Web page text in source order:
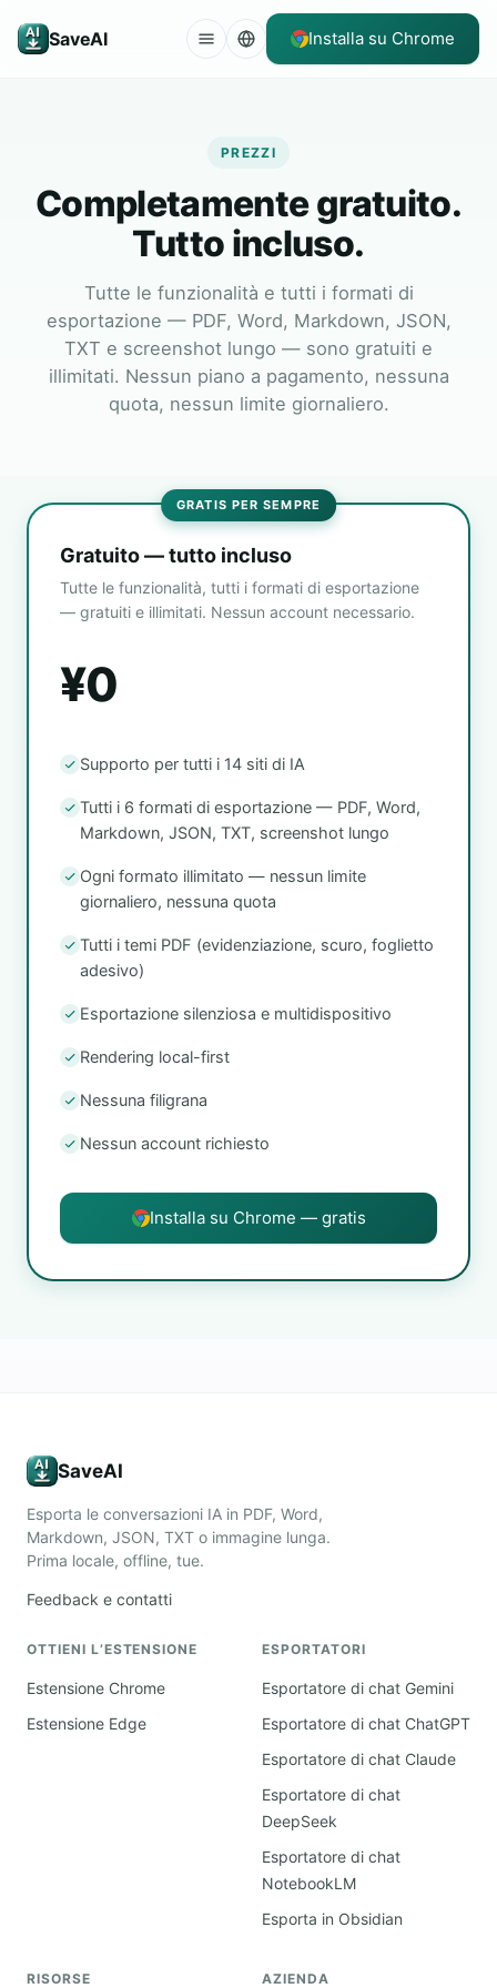
SaveAI Installa su Chrome
PREZZI
Completamente gratuito.
Tutto incluso.
Tutte le funzionalità e tutti i formati di
esportazione — PDF, Word, Markdown, JSON,
TXT e screenshot lungo — sono gratuiti e
illimitati. Nessun piano a pagamento, nessuna
quota, nessun limite giornaliero.
GRATIS PER SEMPRE
Gratuito — tutto incluso
Tutte le funzionalità, tutti i formati di esportazione
— gratuiti e illimitati. Nessun account necessario.
¥0
Supporto per tutti i 14 siti di IA
Tutti i 6 formati di esportazione — PDF, Word,
Markdown, JSON, TXT, screenshot lungo
Ogni formato illimitato — nessun limite
giornaliero, nessuna quota
Tutti i temi PDF (evidenziazione, scuro, foglietto
adesivo)
Esportazione silenziosa e multidispositivo
Rendering local-first
Nessuna filigrana
Nessun account richiesto
Installa su Chrome — gratis
SaveAI
Esporta le conversazioni IA in PDF, Word,
Markdown, JSON, TXT o immagine lunga.
Prima locale, offline, tue.
Feedback e contatti
OTTIENI L’ESTENSIONE
Estensione Chrome
Estensione Edge
ESPORTATORI
Esportatore di chat Gemini
Esportatore di chat ChatGPT
Esportatore di chat Claude
Esportatore di chat
DeepSeek
Esportatore di chat
NotebookLM
Esporta in Obsidian
RISORSE AZIENDA